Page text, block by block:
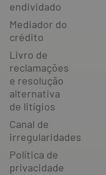
endividado
Mediador do
crédito
Livro de
reclamações
e resolução
alternativa
de litígios
Canal de
irregularidades
Política de
privacidade